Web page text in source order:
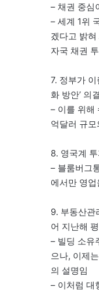
– 채권 중심
– 세계 1위
겠다고 밝
자국 채권
7. 정부가
화 방안’ 의
– 이를 위해
억달러 규
8. 영국계
– 블룸버그
에서만 영
9. 부동산관
어 지난해
– 빌딩 소유
으나, 이제
의 설명임
– 이처럼 대